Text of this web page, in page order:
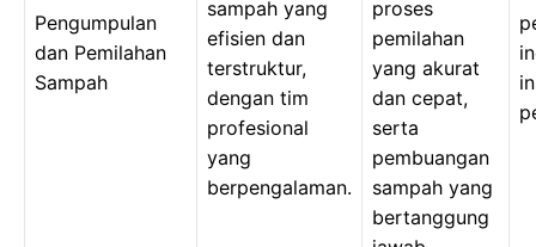
Pengumpulan
dan Pemilahan
Sampah
sampah yang
efisien dan
terstruktur,
dengan tim
profesional
yang
berpengalaman.
proses
pemilahan
yang akurat
dan cepat,
serta
pembuangan
sampah yang
bertanggung